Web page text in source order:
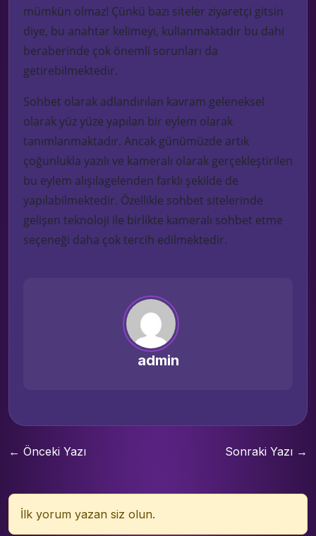
mümkün olmaz! Çünkü bazı siteler ziyaretçi gitsin
diye, bu anahtar kelimeyi, kullanmaktadır bu dahi
beraberinde çok önemli sorunları da
getirebilmektedir.
Sohbet olarak adlandırılan kavram geleneksel
olarak yüz yüze yapılan bir eylem olarak
tanımlanmaktadır. Ancak günümüzde artık
çoğunlukla yazılı ve kameralı olarak gerçekleştirilen
bu eylem alışılagelenden farklı şekilde de
yapılabilmektedir. Özellikle sohbet sitelerinde
gelişen teknoloji ile birlikte kameralı sohbet etme
seçeneği daha çok tercih edilmektedir.
admin
← Önceki Yazı Sonraki Yazı →
İlk yorum yazan siz olun.